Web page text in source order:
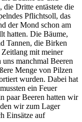
die Dritte entästete die
Pflichtsoll, das
der Mond schon am
hatten. Die Bäume,
Tannen, die Birken
mit meiner
manchmal Beeren
Menge von Pilzen
wurden. Dabei hat
ein Feuer
paar Beeren hatten wir
wir zum Lager
Einsätze auf